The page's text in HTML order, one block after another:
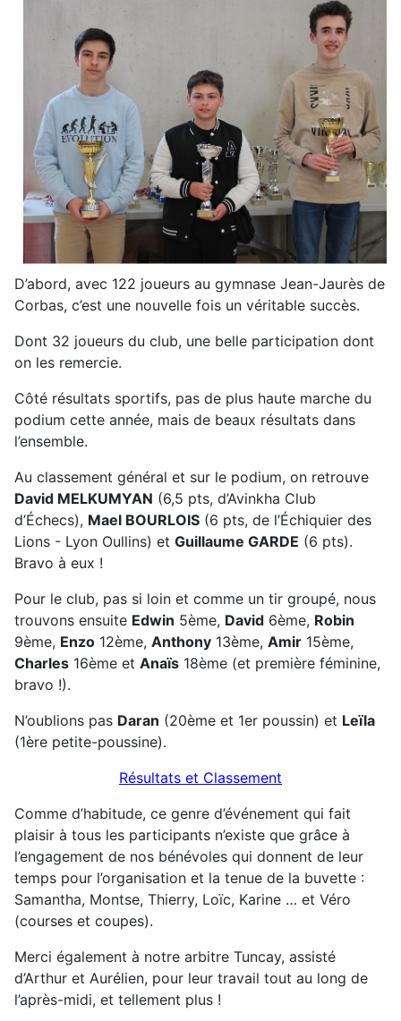
D’abord, avec 122 joueurs au gymnase Jean-Jaurès de
Corbas, c’est une nouvelle fois un véritable succès.
Dont 32 joueurs du club, une belle participation dont
on les remercie.
Côté résultats sportifs, pas de plus haute marche du
podium cette année, mais de beaux résultats dans
l’ensemble.
Au classement général et sur le podium, on retrouve
David MELKUMYAN (6,5 pts, d’Avinkha Club
d’Échecs), Mael BOURLOIS (6 pts, de l’Échiquier des
Lions - Lyon Oullins) et Guillaume GARDE (6 pts).
Bravo à eux !
Pour le club, pas si loin et comme un tir groupé, nous
trouvons ensuite Edwin 5ème, David 6ème, Robin
9ème, Enzo 12ème, Anthony 13ème, Amir 15ème,
Charles 16ème et Anaïs 18ème (et première féminine,
bravo !).
N’oublions pas Daran (20ème et 1er poussin) et Leïla
(1ère petite-poussine).
Résultats et Classement
Comme d’habitude, ce genre d’événement qui fait
plaisir à tous les participants n’existe que grâce à
l’engagement de nos bénévoles qui donnent de leur
temps pour l’organisation et la tenue de la buvette :
Samantha, Montse, Thierry, Loïc, Karine … et Véro
(courses et coupes).
Merci également à notre arbitre Tuncay, assisté
d’Arthur et Aurélien, pour leur travail tout au long de
l’après-midi, et tellement plus !